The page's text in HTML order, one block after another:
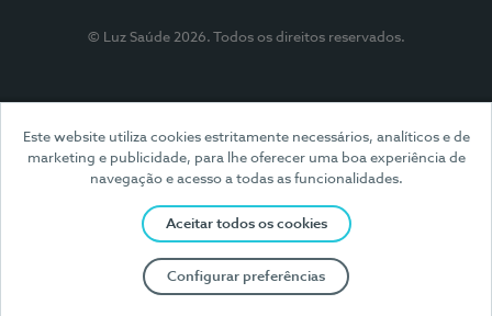
Este website utiliza cookies estritamente necessários, analíticos e de
marketing e publicidade, para lhe oferecer uma boa experiência de
navegação e acesso a todas as funcionalidades.
Aceitar todos os cookies
Configurar preferências
© Luz Saúde 2026. Todos os direitos reservados.